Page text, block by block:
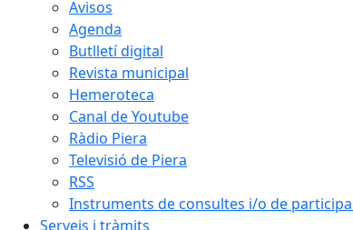
Avisos
Agenda
Butlletí digital
Revista municipal
Hemeroteca
Canal de Youtube
Ràdio Piera
Televisió de Piera
RSS
Instruments de consultes i/o de
Serveis i tràmits